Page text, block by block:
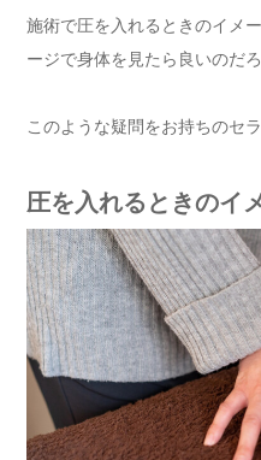
施術で圧を入れるときのイメ
ージで身体を見たら良いのだ
このような疑問をお持ちのセ
圧を入れるときのイ